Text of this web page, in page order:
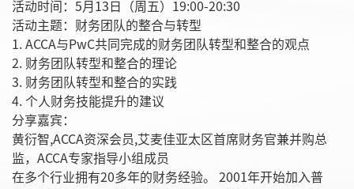
活动时间：5月13日（周五）19:00-20:30
活动主题：财务团队的整合与转型
1. ACCA与PwC共同完成的财务团队转型和整合的观点
2. 财务团队转型和整合的理论
3. 财务团队转型和整合的实践
4. 个人财务技能提升的建议
分享嘉宾：
黄衍智,ACCA资深会员,艾麦佳亚太区首席财务官兼并购总
监，ACCA专家指导小组成员
在多个行业拥有20多年的财务经验。 2001年开始加入普